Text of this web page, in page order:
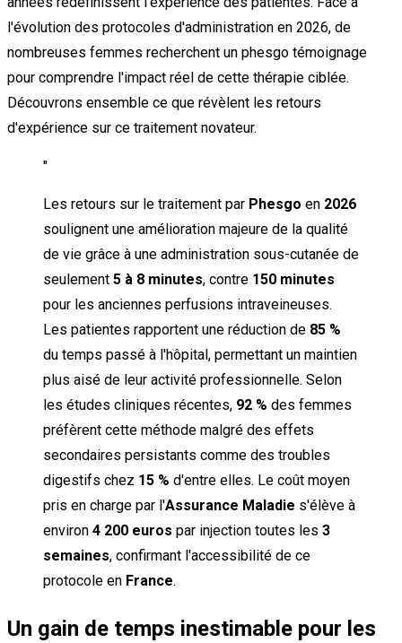
l'évolution des protocoles d'administration en 2026, de
nombreuses femmes recherchent un phesgo témoignage
pour comprendre l'impact réel de cette thérapie ciblée.
Découvrons ensemble ce que révèlent les retours
d'expérience sur ce traitement novateur.
"
Les retours sur le traitement par Phesgo en 2026
soulignent une amélioration majeure de la qualité
de vie grâce à une administration sous-cutanée de
seulement 5 à 8 minutes, contre 150 minutes
pour les anciennes perfusions intraveineuses.
Les patientes rapportent une réduction de 85 %
du temps passé à l'hôpital, permettant un maintien
plus aisé de leur activité professionnelle. Selon
les études cliniques récentes, 92 % des femmes
préfèrent cette méthode malgré des effets
secondaires persistants comme des troubles
digestifs chez 15 % d'entre elles. Le coût moyen
pris en charge par l'Assurance Maladie s'élève à
environ 4 200 euros par injection toutes les 3
semaines, confirmant l'accessibilité de ce
protocole en France.
Un gain de temps inestimable pour les